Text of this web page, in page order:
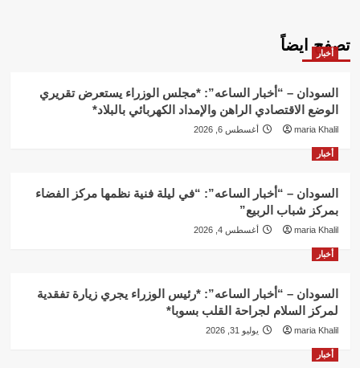
تصفح ايضاً
أخبار
السودان – “أخبار الساعه”: *مجلس الوزراء يستعرض تقريري
الوضع الاقتصادي الراهن والإمداد الكهربائي بالبلاد*
maria Khalil أغسطس 6, 2026
أخبار
السودان – “أخبار الساعه”: “في ليلة فنية نظمها مركز الفضاء
بمركز شباب الربيع”
maria Khalil أغسطس 4, 2026
أخبار
السودان – “أخبار الساعه”: *رئيس الوزراء يجري زيارة تفقدية
لمركز السلام لجراحة القلب بسوبا*
maria Khalil يوليو 31, 2026
أخبار